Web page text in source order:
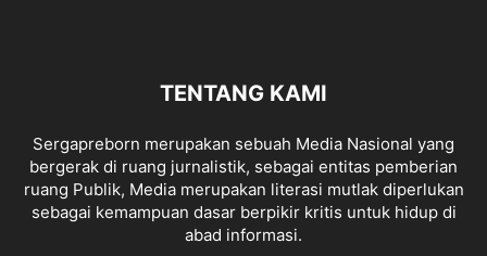
TENTANG KAMI
Sergapreborn merupakan sebuah Media Nasional yang
bergerak di ruang jurnalistik, sebagai entitas pemberian
ruang Publik, Media merupakan literasi mutlak diperlukan
sebagai kemampuan dasar berpikir kritis untuk hidup di
abad informasi.